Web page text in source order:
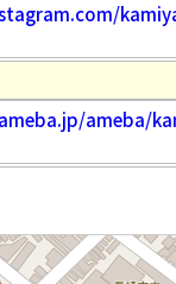
ameba/